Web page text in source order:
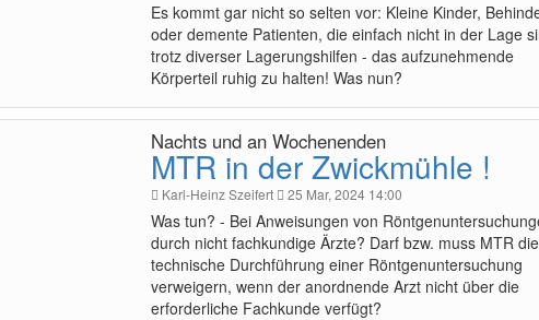
Es kommt gar nicht so selten vor: Kleine Kinder,
oder demente Patienten, die einfach nicht in der Lage
trotz diverser Lagerungshilfen - das aufzunehmende
Körperteil ruhig zu halten! Was nun?
Nachts und an Wochenenden
MTR in der Zwickmühle !
Karl-Heinz Szeifert 25 Mar, 2024 14:00
Was tun? - Bei Anweisungen von
durch nicht fachkundige Ärzte? Darf bzw. muss MTR die
technische Durchführung einer Röntgenuntersuchung
verweigern, wenn der anordnende Arzt nicht über die
erforderliche Fachkunde verfügt?